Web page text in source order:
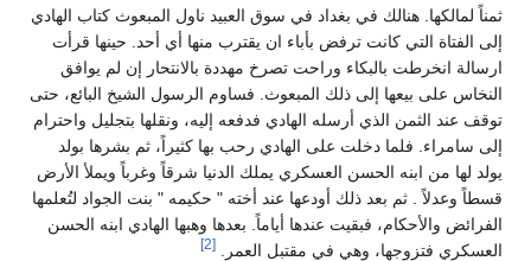
ثمناً لمالكها. هنالك في بغداد في سوق العبيد ناول المبعوث كتاب الهادي
إلى الفتاة التي كانت ترفض بأباء ان يقترب منها أي أحد. حينها قرأت
ارسالة انخرطت بالبكاء وراحت تصرخ مهددة بالانتحار إن لم يوافق
النخاس على بيعها إلى ذلك المبعوث. فساوم الرسول الشيخ البائع، حتى
توقف عند الثمن الذي أرسله الهادي فدفعه إليه، ونقلها بتجليل واحترام
إلى سامراء. فلما دخلت على الهادي رحب بها كثيراً، ثم بشرها بولد
يولد لها من ابنه الحسن العسكري يملك الدنيا شرقاً وغرباً ويملأ الأرض
قسطاً وعدلاً . ثم بعد ذلك أودعها عند أخته " حكيمه " بنت الجواد لتُعلمها
الفرائض والأحكام، فبقيت عندها أياماً. بعدها وهبها الهادي ابنه الحسن
العسكري فتزوجها، وهي في مقتبل العمر.
[2]